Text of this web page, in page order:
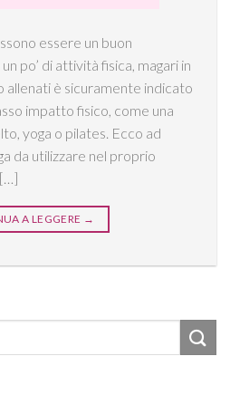
essere un buon
po’ di attività fisica, magari in
allenati è sicuramente indicato
impatto fisico, come una
yoga o pilates. Ecco ad
da utilizzare nel proprio
A LEGGERE →